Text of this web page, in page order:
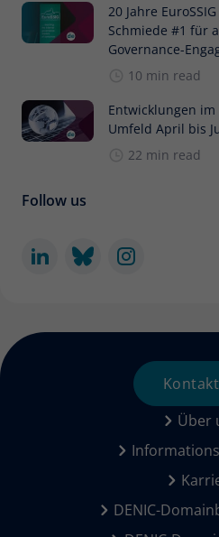
20 Jahre
Schmiede #1 für
Governance-
10 min read
Entwicklungen
Umfeld April bis
22 min read
Follow us
Über
DENIC-
Kontakt